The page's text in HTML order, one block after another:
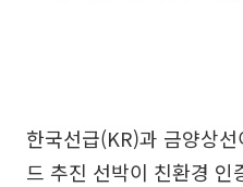
한국선급(KR)과 금양상
드 추진 선박이 친환경 인